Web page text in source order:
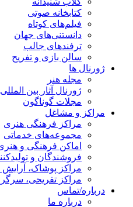
کتابخانه صوتی
فیلم‌های کوتاه
دانستنی‌های جهان
ترفندهای جالب
سالن بازی و تفریح
ژورنال ها
مجله هنر
ژورنال آثار بین المللی
مجلات گوناگون
مراکز و مشاغل
مراکز فرهنگی هنری
مجموعه‌های خدماتی
اماکن فرهنگی و
فروشندگان و
مراکز پوشاک، آرایش
مراکز تفریحی،
درباره/تماس
درباره ما